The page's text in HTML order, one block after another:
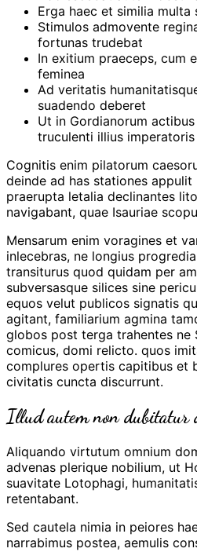
Erga haec et similia multa
Stimulos admovente
fortunas trudebat
In exitium praeceps, cum
feminea
Ad veritatis
suadendo deberet
Ut in Gordianorum
truculenti illius
Cognitis enim pilatorum
deinde ad has stationes appulit
praerupta letalia declinantes
navigabant, quae Isauriae
Mensarum enim voragines et
inlecebras, ne longius
transiturus quod quidam per
subversasque silices sine
equos velut publicos signatis
agitant, familiarium agmina
globos post terga trahentes ne
comicus, domi relicto. quos
complures opertis capitibus et
civitatis cuncta discurrunt.
Illud autem non dubitatur
Aliquando virtutum omnium
advenas plerique nobilium, ut
suavitate Lotophagi,
retentabant.
Sed cautela nimia in peiores
narrabimus postea, aemulis